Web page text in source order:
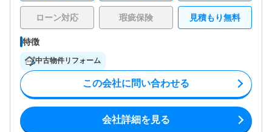
ローン対応 瑕疵保険 見積もり無料
特徴
中古物件リフォーム
この会社に問い合わせる
会社詳細を見る